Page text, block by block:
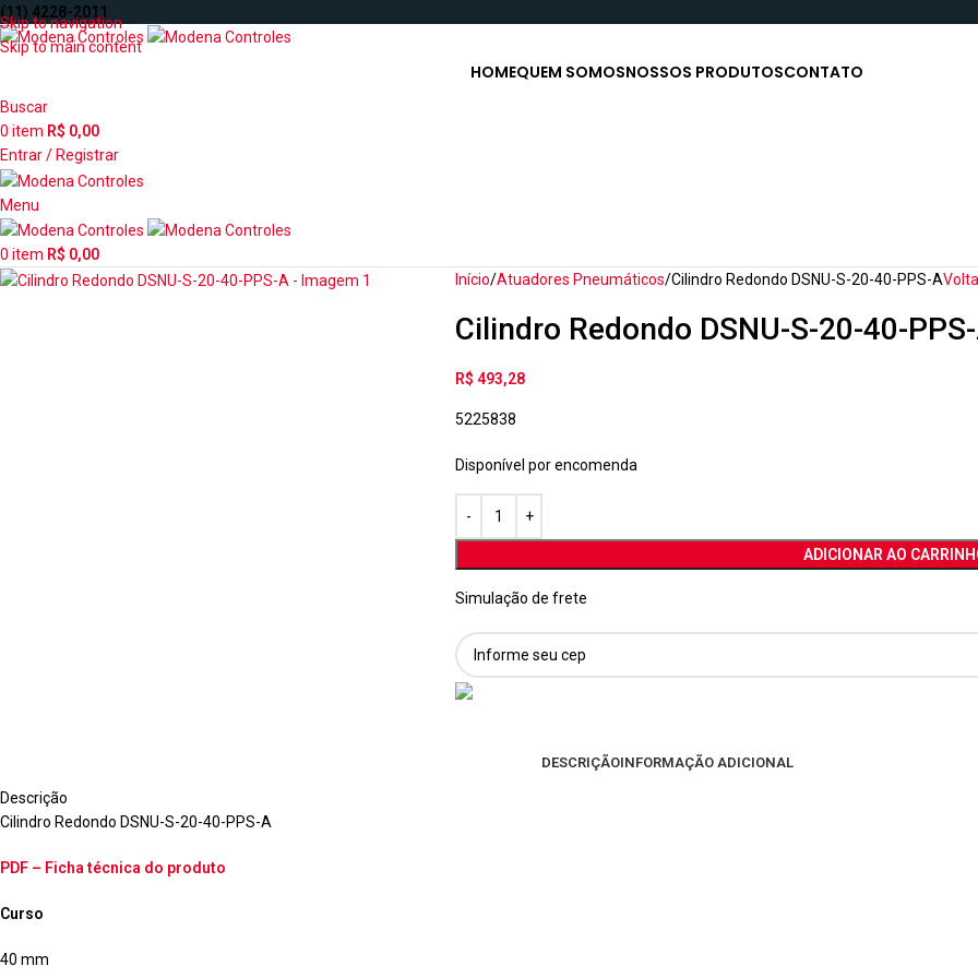
Skip to navigation
Skip to main content
(11) 4228-2011
HOMEQUEM SOMOSNOSSOS PRODUTOSCONTATO
Buscar
0 item R$ 0,00
Entrar / Registrar
Menu
0 item R$ 0,00
Início Atuadores Pneumáticos Cilindro Redondo DSNU-S-20-40-PPS-A
Cilindro Redondo DSNU-S-20-40-
R$ 493,28
5225838
Disponível por encomenda
ADICIONAR AO
Simulação de frete
DESCRIÇÃOINFORMAÇÃO ADICIONAL
Descrição
Cilindro Redondo DSNU-S-20-40-PPS-A
PDF – Ficha técnica do produto
Curso
40 mm